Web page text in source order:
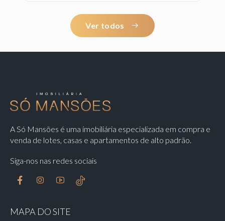
Ver todos
A Só Mansões é uma imobiliária especializada em compra e
venda de lotes, casas e apartamentos de alto padrão.
Siga-nos nas redes sociais
MAPA DO SITE